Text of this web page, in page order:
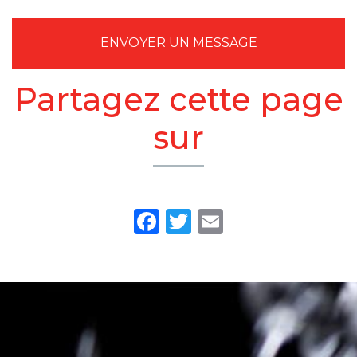
ENVOYER UN MESSAGE
Partagez cette page
sur
Facebook
Twitter